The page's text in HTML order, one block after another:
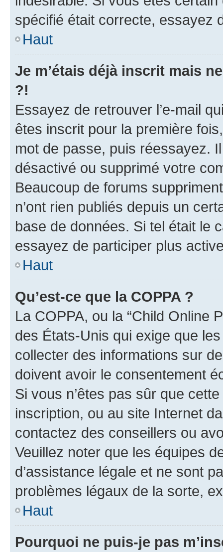
spécifié était correcte, essayez
Haut
Je m’étais déjà inscrit mais
?!
Essayez de retrouver l’e-mail
êtes inscrit pour la première
mot de passe, puis réessayez.
désactivé ou supprimé votre
Beaucoup de forums
n’ont rien publiés depuis un
base de données. Si tel était le
essayez de participer plus
Haut
Qu’est-ce que la COPPA ?
La COPPA, ou la “Child Online
des États-Unis qui exige que
collecter des informations sur
doivent avoir le consentement
Si vous n’êtes pas sûr que
inscription, ou au site Internet
contactez des conseillers ou
Veuillez noter que les équipes
d’assistance légale et ne sont
problèmes légaux de la sorte,
Haut
Pourquoi ne puis-je pas